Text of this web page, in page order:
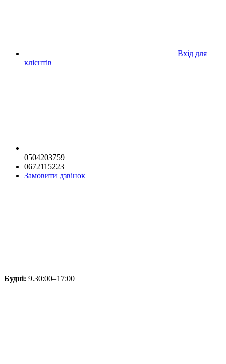
Вхід для
клієнтів
0504203759
0672115223
Замовити дзвінок
Будні: 9.30:00–17:00